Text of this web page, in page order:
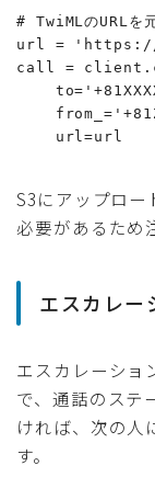
# TwiMLのURLを
url = 'https://
call =
    url=url
S3にアップロ
必要があるため
エスカレー
エスカレーショ
で、通話のステ
ければ、次の人
す。